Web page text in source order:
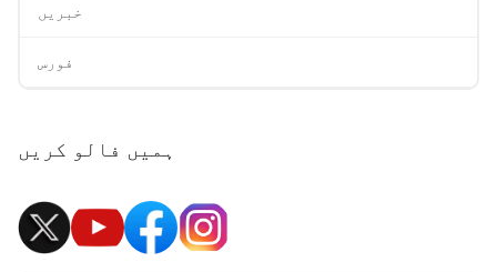
خبریں
فورس
ہمیں فالو کریں